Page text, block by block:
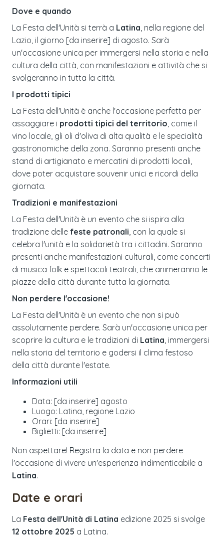
Dove e quando
La Festa dell'Unità si terrà a Latina , nella regione del
Lazio, il giorno [da inserire] di agosto. Sarà
un'occasione unica per immergersi nella storia e nella
cultura della città, con manifestazioni e attività che si
svolgeranno in tutta la città.
I prodotti tipici
La Festa dell'Unità è anche l'occasione perfetta per
assaggiare i prodotti tipici del territorio , come il
vino locale, gli oli d'oliva di alta qualità e le specialità
gastronomiche della zona. Saranno presenti anche
stand di artigianato e mercatini di prodotti locali,
dove poter acquistare souvenir unici e ricordi della
giornata.
Tradizioni e manifestazioni
La Festa dell'Unità è un evento che si ispira alla
tradizione delle feste patronali , con la quale si
celebra l'unità e la solidarietà tra i cittadini. Saranno
presenti anche manifestazioni culturali, come concerti
di musica folk e spettacoli teatrali, che animeranno le
piazze della città durante tutta la giornata.
Non perdere l'occasione!
La Festa dell'Unità è un evento che non si può
assolutamente perdere. Sarà un'occasione unica per
scoprire la cultura e le tradizioni di Latina , immergersi
nella storia del territorio e godersi il clima festoso
della città durante l'estate.
Informazioni utili
Data: [da inserire] agosto
Luogo: Latina, regione Lazio
Orari: [da inserire]
Biglietti: [da inserire]
Non aspettare! Registra la data e non perdere
l'occasione di vivere un'esperienza indimenticabile a
Latina.
Date e orari
La Festa dell'Unità di Latina edizione 2025 si svolge
12 ottobre 2025 a Latina.